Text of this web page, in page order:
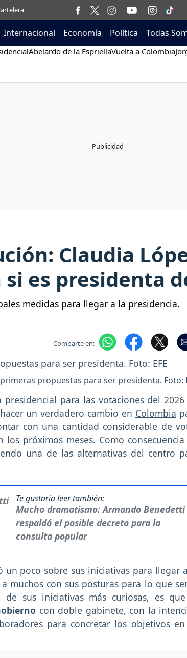
Internacional Economía Política Todas
Abelardo de la EspriellaVuelta a Colombia
Claudia
es presidenta
medidas para llegar a la presidencia.
Comparte en:
propuestas para ser presidenta. Foto:
para las votaciones del 2026
un verdadero cambio en Colombia
con una cantidad considerable de
próximos meses. Como consecuencia
una de las alternativas del centro
Te gustaría leer también:
Mucho dramatismo: Armando Benedetti
respaldó el posible decreto para la
consulta popular
un poco sobre sus iniciativas para llegar
muchos con sus posturas para lo que
sus iniciativas más curiosas, es
con doble gabinete, con la
para concretar los objetivos en